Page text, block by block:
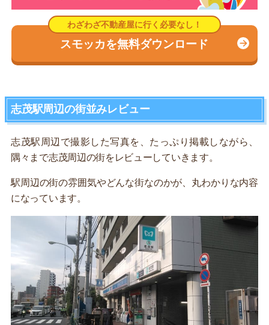
スモッカを無料ダウンロード
志茂駅周辺の街並みレビュー
志茂駅周辺で撮影した写真を、たっぷり掲載しながら、
隅々まで志茂周辺の街をレビューしていきます。
駅周辺の街の雰囲気やどんな街なのかが、丸わかりな内容
になっています。